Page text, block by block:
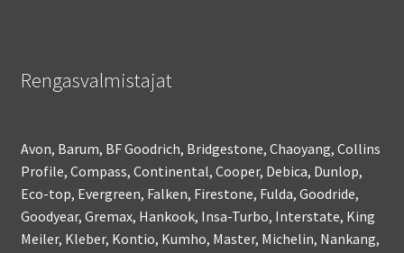
Rengasvalmistajat
Avon, Barum, BF Goodrich, Bridgestone, Chaoyang, Collins
Profile, Compass, Continental, Cooper, Debica, Dunlop,
Eco-top, Evergreen, Falken, Firestone, Fulda, Goodride,
Goodyear, Gremax, Hankook, Insa-Turbo, Interstate, King
Meiler, Kleber, Kontio, Kumho, Master, Michelin, Nankang,